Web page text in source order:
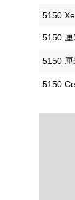
‎5150
‎5150 厘
‎5150 厘
‎5150